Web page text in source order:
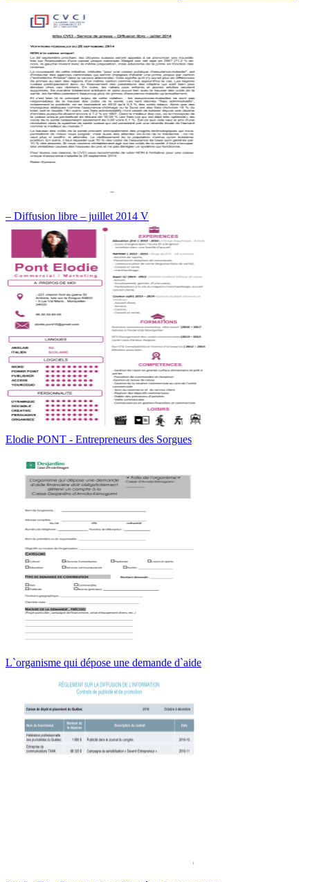
– Diffusion libre – juillet 2014 V
Elodie PONT - Entrepreneurs des Sorgues
L`organisme qui dépose une demande d`aide